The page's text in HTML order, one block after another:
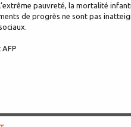
pauvreté, la mortalité
de progrès ne sont pas
AFP